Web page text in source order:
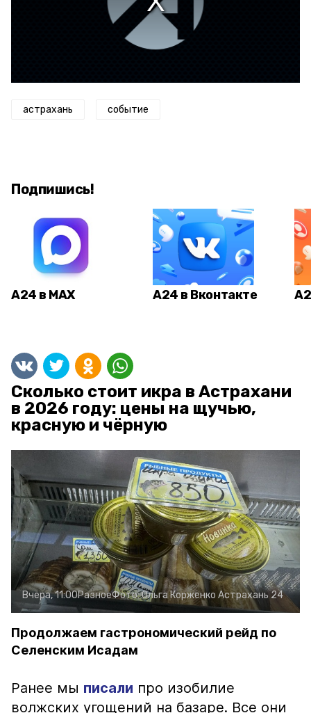
астрахань событие
Подпишись!
А24 в MAX А24 в Вконтакте
Сколько стоит икра в Астрахани
в 2026 году: цены на щучью,
красную и чёрную
Вчера, 11:00РазноеФото:Ольга Корженко Астрахань 24
Продолжаем гастрономический рейд по
Селенским Исадам
Ранее мы писали про изобилие
волжских угощений на базаре. Все они